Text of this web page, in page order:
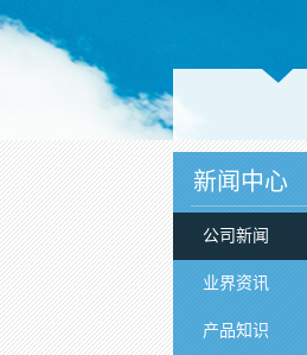
新闻中心
公司新闻
业界资讯
产品知识